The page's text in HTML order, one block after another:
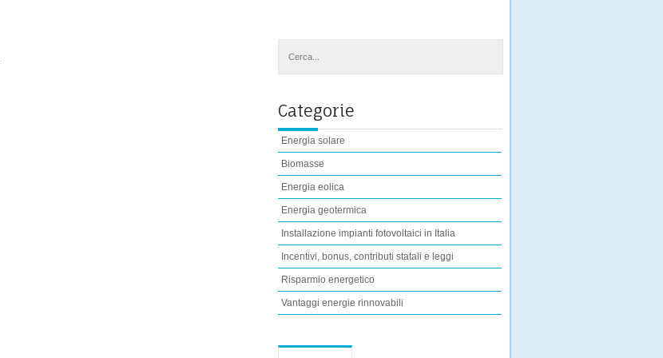
Categorie
Energia solare
Biomasse
Energia eolica
Energia geotermica
Installazione impianti fotovoltaici in Italia
Incentivi, bonus, contributi statali e leggi
Risparmio energetico
Vantaggi energie rinnovabili